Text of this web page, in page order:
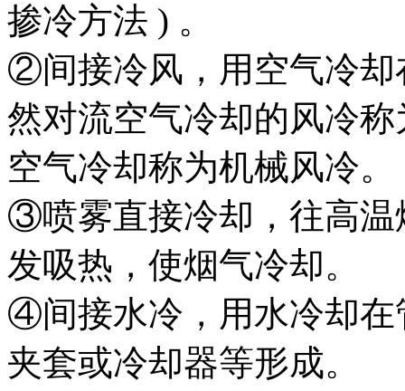
掺冷方法 ) 。
②间接冷风，用空气冷却
然对流空气冷却的风冷
空气冷却称为机械风冷。
③喷雾直接冷却，往高温
发吸热，使烟气冷却。
④间接水冷，用水冷却在
夹套或冷却器等形成。